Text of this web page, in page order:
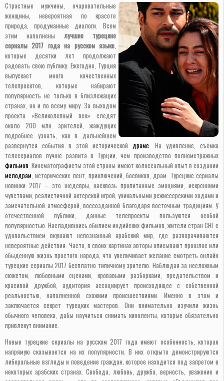
Страстные мужчины, очаровательные
женщины, невероятная по красоте
природа, продуманные диалоги. Всем
этим наполнены лучшие турецкие
сериалы 2017 года на русском языке,
которые десятки лет продолжают
радовать свою публику. Ежегодно, Турция
выпускает много качественных
телепроектов, которые набирают
популярность не только в близлежащих
странах, но и по всему миру. За выходом
проекта «Великолепный век» следят
около 200 млн. зрителей, жаждущих
подробнее узнать, как в дальнейшем
развернутся события в этой исторической драме. На удивление, съёмка
телесериалов лучше развита в Турции, чем производство полнометражных
фильмов. Кинематографисты этой страны имеют колоссальный опыт в создании
мелодрам, исторических лент, приключений, боевиков, драм. Турецкие сериалы
новинки 2017 – это шедевры, насквозь пропитанные эмоциями, искренними
чувствами, реалистичной актёрской игрой, уникальными режиссёрскими ходами и
замечательной атмосферой, воссозданной благодаря восточным традициям. У
отечественной публики, данные телепроекты пользуются особой
популярностью. Насладившись обилием индийских фильмов, жители стран СНГ с
удовольствием вкушают непознанный арабский мир, где разворачиваются
невероятные действия. Часто, в своих картинах авторы описывают прошлое или
обыденную жизнь простого народа, что увеличивает желание смотреть онлайн
турецкие сериалы 2017 бесплатно типичному зрителю. Наблюдая за несложным
сюжетом, любовными сценами, кровавыми разборками, предательством и
красивой дружбой, аудитория ассоциирует происходящее с собственной
реальностью, наполненной схожими происшествиями. Именно в этом и
заключается секрет турецких мастеров. Они внимательно изучили жизнь
обычного человека, дабы научиться снимать киноленты, которые обязательно
привлекут внимание.
Новые турецкие сериалы на русском 2017 года имеют особенность, которая
напрямую сказывается на их популярности. В них открыто демонстрируются
либеральные взгляды и поведение граждан, которое находится под запретом в
некоторых арабских странах. Свобода, любовь, дружба, верность, уважение и